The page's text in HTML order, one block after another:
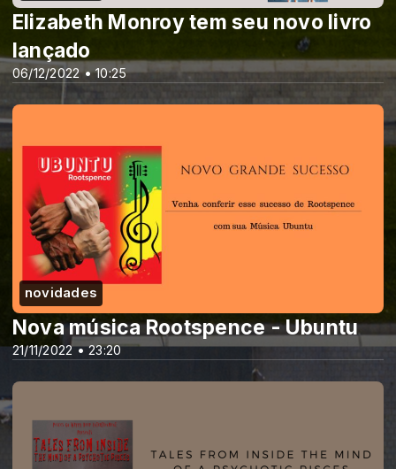
06/12/2022 • 10:25
Elizabeth Monroy tem seu novo livro
lançado
novidades
21/11/2022 • 23:20
Nova música Rootspence - Ubuntu